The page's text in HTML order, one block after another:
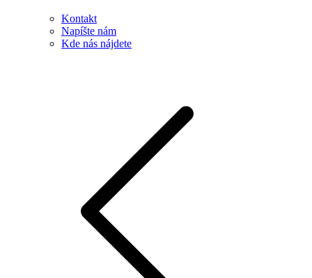
Kontakt
Napíšte nám
Kde nás nájdete